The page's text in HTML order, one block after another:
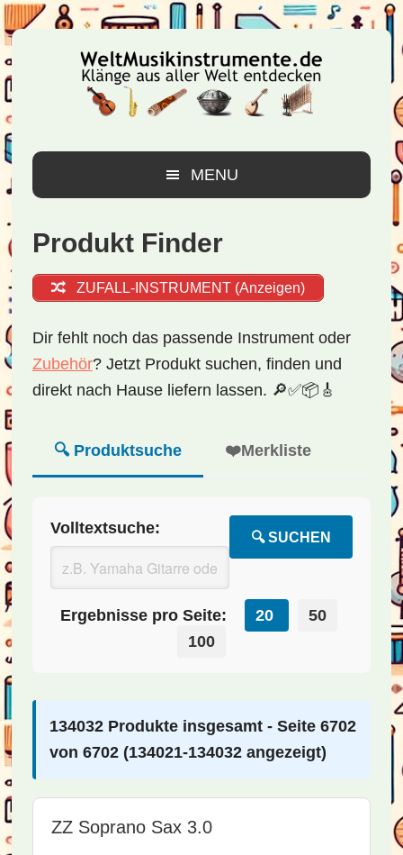
Zur
Hauptnavigation
springen
Zum
Inhalt
springen
Zur
Seitenspalte
springen
MENU
Produkt Finder
ZUFALL-INSTRUMENT (Anzeigen)
Dir fehlt noch das passende Instrument oder
Zubehör? Jetzt Produkt suchen, finden und
direkt nach Hause liefern lassen. 🔎✅📦🎸
🔍 Produktsuche ❤️Merkliste
Volltextsuche:
🔍 SUCHEN
Ergebnisse pro Seite: 20
50
100
134032 Produkte insgesamt - Seite 6702
von 6702 (134021-134032 angezeigt)
ZZ Soprano Sax 3.0